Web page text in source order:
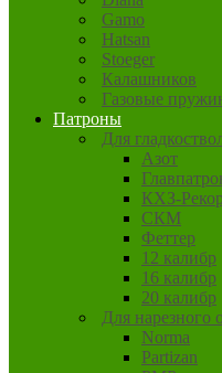
Gamo
Hatsan
Stoeger
Калашников
Газовые
Патроны
Для
Азот
КХЗ-
СКМ
Феттер
12 калибр
16 калибр
20 калибр
Для нарезного
Norma
Partizan